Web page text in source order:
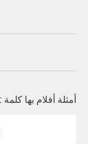
أمثلة أفلام بها كلمة Print